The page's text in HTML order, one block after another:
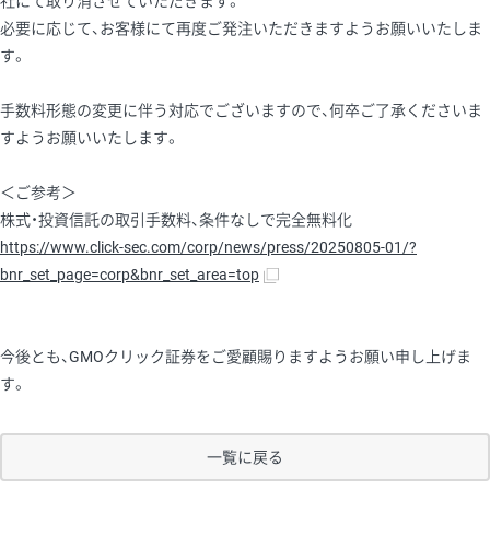
必要に応じて、お客様にて再度ご発注いただきますようお願いいたしま
す。
手数料形態の変更に伴う対応でございますので、何卒ご了承くださいま
すようお願いいたします。
＜ご参考＞
株式・投資信託の取引手数料、条件なしで完全無料化
https://www.click-sec.com/corp/news/press/20250805-01/?
bnr_set_page=corp&bnr_set_area=top
今後とも、GMOクリック証券をご愛顧賜りますようお願い申し上げま
す。
一覧に戻る